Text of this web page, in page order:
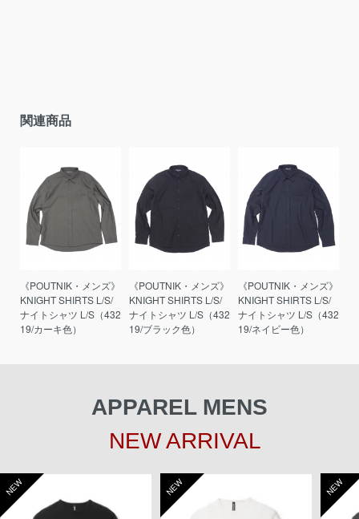
関連商品
《POUTNIK・メンズ》
KNIGHT SHIRTS L/S/
ナイトシャツ L/S（432
19/カーキ色）
《POUTNIK・メンズ》
KNIGHT SHIRTS L/S/
ナイトシャツ L/S（432
19/ブラック色）
《POUTNIK・メンズ》
KNIGHT SHIRTS L/S/
ナイトシャツ L/S（432
19/ネイビー色）
APPAREL MENS
NEW ARRIVAL
NEW NEW NEW